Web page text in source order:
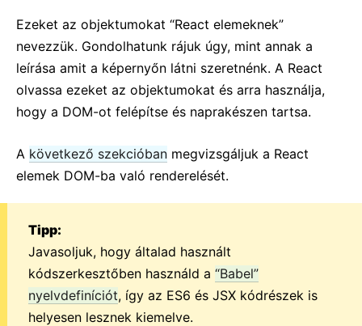
Ezeket az objektumokat “React elemeknek”
nevezzük. Gondolhatunk rájuk úgy, mint annak a
leírása amit a képernyőn látni szeretnénk. A React
olvassa ezeket az objektumokat és arra használja,
hogy a DOM-ot felépítse és naprakészen tartsa.
A következő szekcióban megvizsgáljuk a React
elemek DOM-ba való renderelését.
Tipp:
Javasoljuk, hogy általad használt
kódszerkesztőben használd a “Babel”
nyelvdefiníciót, így az ES6 és JSX kódrészek is
helyesen lesznek kiemelve.